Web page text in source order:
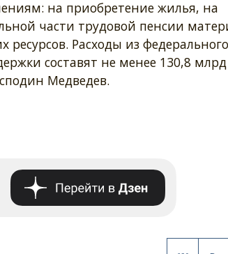
на приобретение жилья, на
части трудовой пенсии
ресурсов. Расходы из федерального
составят не менее 130,8 млрд
Медведев.